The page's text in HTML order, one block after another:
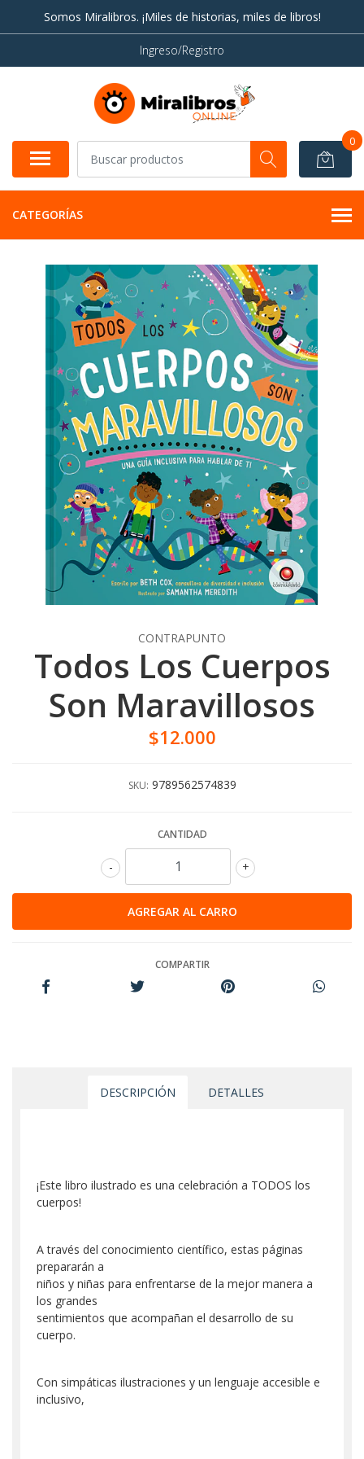
Somos Miralibros. ¡Miles de historias, miles de libros!
Ingreso/Registro
0
CATEGORÍAS
CONTRAPUNTO
Todos Los Cuerpos
Son Maravillosos
$12.000
SKU: 9789562574839
CANTIDAD
+
-
COMPARTIR
DESCRIPCIÓN DETALLES
¡Este libro ilustrado es una celebración a TODOS los
cuerpos!
A través del conocimiento científico, estas páginas
prepararán a
niños y niñas para enfrentarse de la mejor manera a
los grandes
sentimientos que acompañan el desarrollo de su
cuerpo.
Con simpáticas ilustraciones y un lenguaje accesible e
inclusivo,